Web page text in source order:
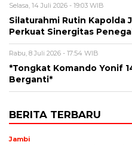
Selasa, 14 Juli 2026 - 19:03 WIB
Silaturahmi Rutin Kapolda
Perkuat Sinergitas
Rabu, 8 Juli 2026 - 17:54 WIB
*Tongkat Komando Yonif
Berganti*
BERITA TERBARU
Jambi